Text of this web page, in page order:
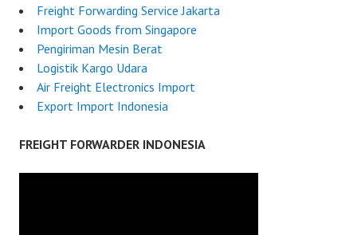
Freight Forwarding Service Jakarta
Import Goods from Singapore
Pengiriman Mesin Berat
Logistik Kargo Udara
Air Freight Electronics Import
Export Import Indonesia
FREIGHT FORWARDER INDONESIA